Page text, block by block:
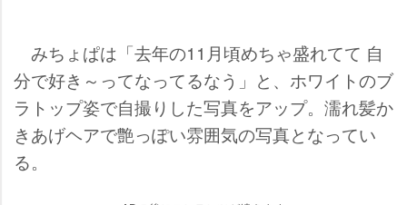
みちょぱは「去年の11月頃めちゃ盛れてて 自
分で好き～ってなってるなう」と、ホワイトのブ
ラトップ姿で自撮りした写真をアップ。濡れ髪か
きあげヘアで艶っぽい雰囲気の写真となってい
る。